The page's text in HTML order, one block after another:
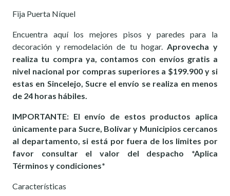
Fija Puerta Níquel
Encuentra aquí los mejores pisos y paredes para la
decoración y remodelación de tu hogar. Aprovecha y
realiza tu compra ya, contamos con envíos gratis a
nivel nacional por compras superiores a $199.900 y si
estas en Sincelejo, Sucre el envío se realiza en menos
de 24 horas hábiles.
IMPORTANTE: El envío de estos productos aplica
únicamente para Sucre, Bolívar y Municipios cercanos
al departamento, si está por fuera de los limites por
favor consultar el valor del despacho *Aplica
Términos y condiciones*
Características